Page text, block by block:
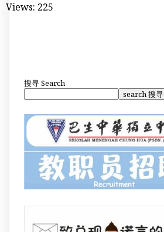
Views: 225
搜寻Search
search 搜寻